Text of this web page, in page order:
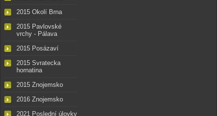
2015 Okolí Brna
2015 Pavlovské
vrchy - Pálava
2015 Posázaví
2015 Svratecka
hornatina
2015 Znojemsko
2016 Znojemsko
2021 Poslední úlovky